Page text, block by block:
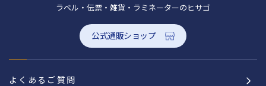
ラベル・伝票・雑貨・ラミネーターのヒサゴ
公式通販ショップ
よくあるご質問